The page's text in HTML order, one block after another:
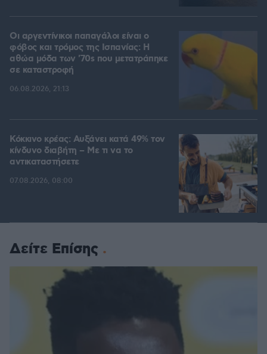
Οι αργεντίνικοι παπαγάλοι είναι ο
φόβος και τρόμος της Ισπανίας: Η
αθώα μόδα των '70s που μετατράπηκε
σε καταστροφή
06.08.2026, 21:13
Κόκκινο κρέας: Αυξάνει κατά 49% τον
κίνδυνο διαβήτη – Με τι να το
αντικαταστήσετε
07.08.2026, 08:00
Δείτε Επίσης